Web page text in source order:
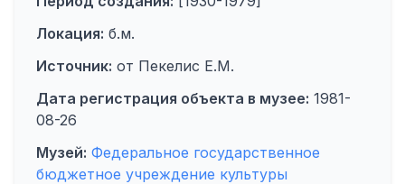
Локация: б.м.
Источник: от Пекелис Е.М.
Дата регистрация объекта в музее: 1981-
08-26
Музей: Федеральное государственное
бюджетное учреждение культуры